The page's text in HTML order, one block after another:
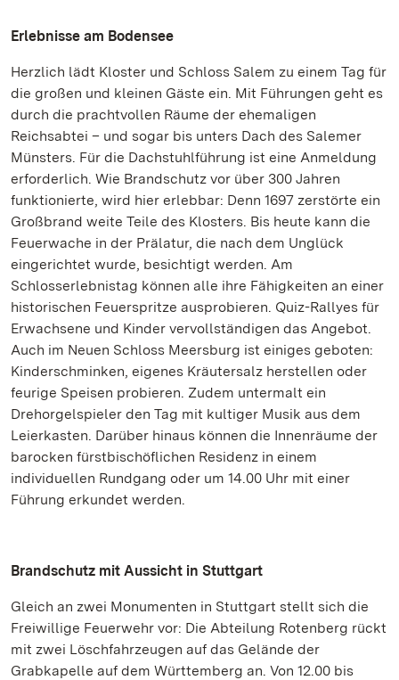
Erlebnisse am Bodensee
Herzlich lädt Kloster und Schloss Salem zu einem Tag für
die großen und kleinen Gäste ein. Mit Führungen geht es
durch die prachtvollen Räume der ehemaligen
Reichsabtei – und sogar bis unters Dach des Salemer
Münsters. Für die Dachstuhlführung ist eine Anmeldung
erforderlich. Wie Brandschutz vor über 300 Jahren
funktionierte, wird hier erlebbar: Denn 1697 zerstörte ein
Großbrand weite Teile des Klosters. Bis heute kann die
Feuerwache in der Prälatur, die nach dem Unglück
eingerichtet wurde, besichtigt werden. Am
Schlosserlebnistag können alle ihre Fähigkeiten an einer
historischen Feuerspritze ausprobieren. Quiz-Rallyes für
Erwachsene und Kinder vervollständigen das Angebot.
Auch im Neuen Schloss Meersburg ist einiges geboten:
Kinderschminken, eigenes Kräutersalz herstellen oder
feurige Speisen probieren. Zudem untermalt ein
Drehorgelspieler den Tag mit kultiger Musik aus dem
Leierkasten. Darüber hinaus können die Innenräume der
barocken fürstbischöflichen Residenz in einem
individuellen Rundgang oder um 14.00 Uhr mit einer
Führung erkundet werden.
Brandschutz mit Aussicht in Stuttgart
Gleich an zwei Monumenten in Stuttgart stellt sich die
Freiwillige Feuerwehr vor: Die Abteilung Rotenberg rückt
mit zwei Löschfahrzeugen auf das Gelände der
Grabkapelle auf dem Württemberg an. Von 12.00 bis